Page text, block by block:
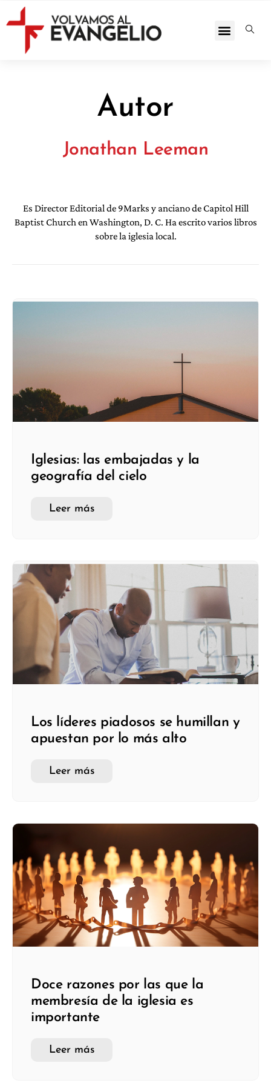
Autor
Jonathan Leeman
Es Director Editorial de 9Marks y anciano de Capitol Hill
Baptist Church en Washington, D. C. Ha escrito varios libros
sobre la iglesia local.
Iglesias: las embajadas y la
geografía del cielo
Leer más
Los líderes piadosos se humillan y
apuestan por lo más alto
Leer más
Doce razones por las que la
membresía de la iglesia es
importante
Leer más